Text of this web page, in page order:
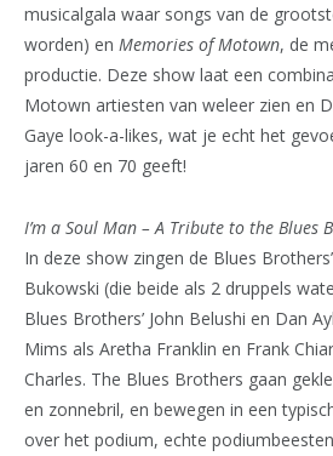
musicalgala waar songs van de
worden) en Memories of Motown, de
productie. Deze show laat een
Motown artiesten van weleer zien en
Gaye look-a-likes, wat je echt het
jaren 60 en 70 geeft!
I’m a Soul Man – A Tribute to the Blues
In deze show zingen de Blues
Bukowski (die beide als 2 druppels
Blues Brothers’ John Belushi en Dan
Mims als Aretha Franklin en Frank
Charles. The Blues Brothers gaan
en zonnebril, en bewegen in een
over het podium, echte